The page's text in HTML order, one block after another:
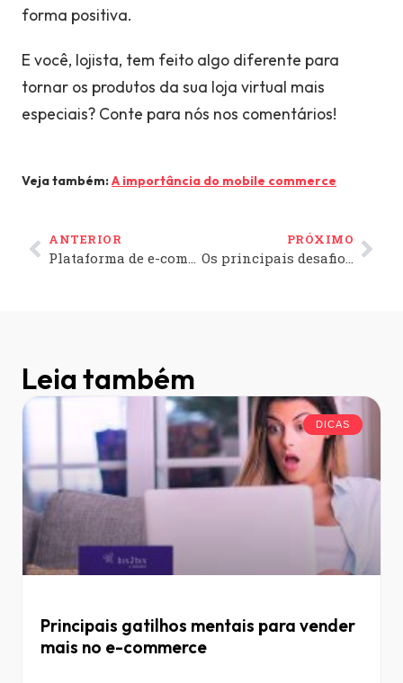
forma positiva.
E você, lojista, tem feito algo diferente para
tornar os produtos da sua loja virtual mais
especiais? Conte para nós nos comentários!
Veja também:A importância do mobile commerce
ANTERIOR PRÓXIMO
Leia também
DICAS
Principais gatilhos mentais para vender
mais no e-commerce